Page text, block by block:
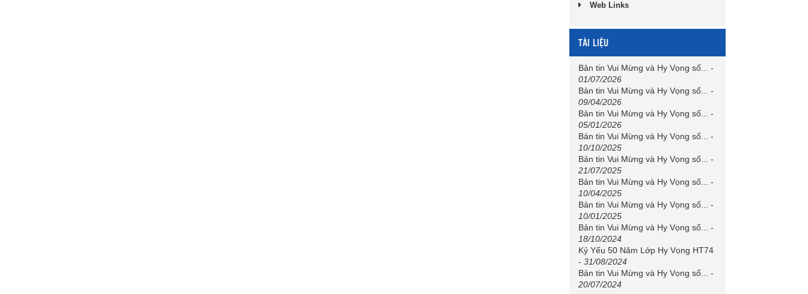
Web Links
TÀI LIỆU
Bản tin Vui Mừng và Hy Vọng số...
-
01/07/2026
Bản tin Vui Mừng và Hy Vọng số...
-
09/04/2026
Bản tin Vui Mừng và Hy Vọng số...
-
05/01/2026
Bản tin Vui Mừng và Hy Vọng số...
-
10/10/2025
Bản tin Vui Mừng và Hy Vọng số...
-
21/07/2025
Bản tin Vui Mừng và Hy Vọng số...
-
10/04/2025
Bản tin Vui Mừng và Hy Vọng số...
-
10/01/2025
Bản tin Vui Mừng và Hy Vọng số...
-
18/10/2024
Kỷ Yếu 50 Năm Lớp Hy Vọng HT74
- 31/08/2024
Bản tin Vui Mừng và Hy Vọng số...
-
20/07/2024